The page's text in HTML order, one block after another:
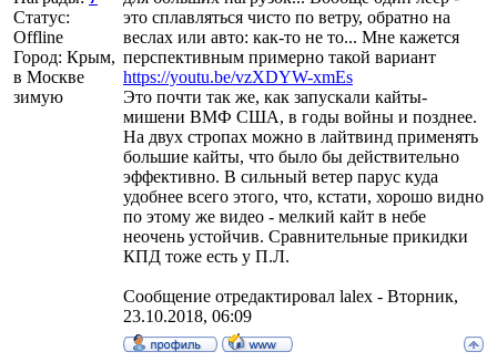
Статус:
Offline
Город: Крым,
в Москве
зимую
это сплавляться чисто по ветру, обратно на
веслах или авто: как-то не то... Мне кажется
перспективным примерно такой вариант
https://youtu.be/vzXDYW-xmEs
Это почти так же, как запускали кайты-
мишени ВМФ США, в годы войны и позднее.
На двух стропах можно в лайтвинд применять
большие кайты, что было бы действительно
эффективно. В сильный ветер парус куда
удобнее всего этого, что, кстати, хорошо видно
по этому же видео - мелкий кайт в небе
неочень устойчив. Сравнительные прикидки
КПД тоже есть у П.Л.
Сообщение отредактировал lalex - Вторник,
23.10.2018, 06:09